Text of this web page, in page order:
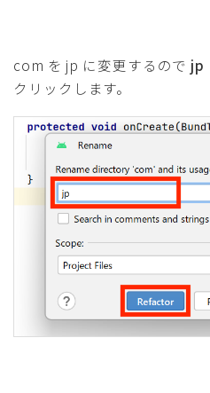
com を jp に変更するので jp
クリックします。